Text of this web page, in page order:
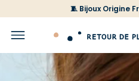
🧵 Bijoux Origine